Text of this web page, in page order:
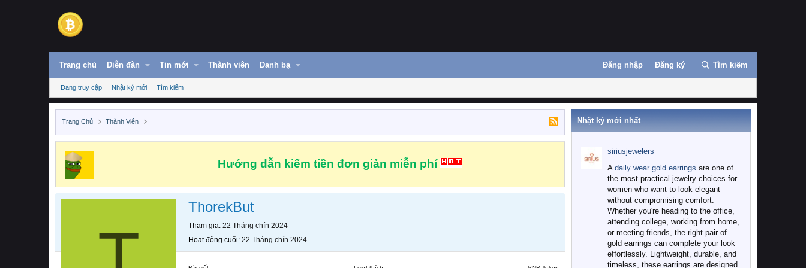
Trang chủ Diễn đàn Tin mới Thành viên Danh bạ Đăng nhập Đăng ký Tìm kiếm
Đang truy cập Nhật ký mới Tìm kiếm
Trang Chủ Thành Viên
Hướng dẫn kiếm tiền đơn giản miễn phí
ThorekBut
Tham gia 22 Tháng chín 2024
Hoạt động cuối 22 Tháng chín 2024
Nhật ký mới nhất
siriusjewelers
A daily wear gold earrings are one of
the most practical jewelry choices for
women who want to look elegant
without compromising comfort.
Whether you're heading to the office,
attending college, working from home,
or meeting friends, the right pair of
gold earrings can complete your look
effortlessly. Lightweight, durable, and
timeless, these earrings are designed